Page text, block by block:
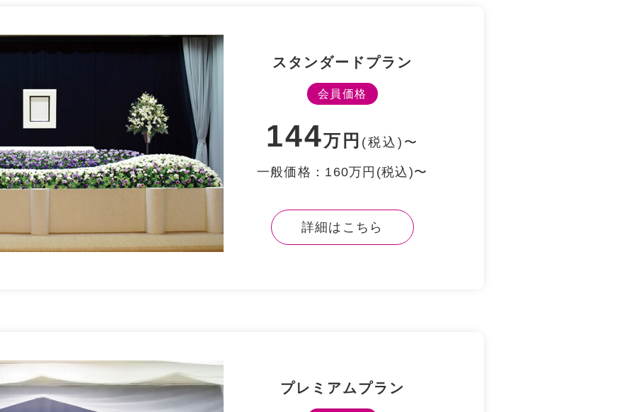
スタンダードプラン
会員価格
144万円 (税込)〜
⼀般価格：160万円(税込)〜
詳細はこちら
プレミアムプラン